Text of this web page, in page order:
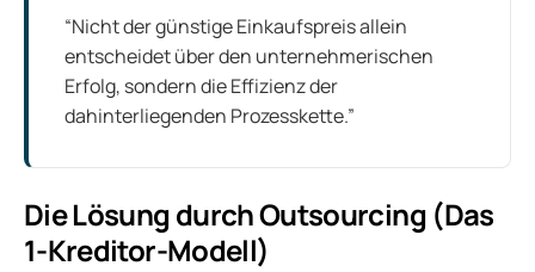
“Nicht der günstige Einkaufspreis allein
entscheidet über den unternehmerischen
Erfolg, sondern die Effizienz der
dahinterliegenden Prozesskette.”
Die Lösung durch Outsourcing (Das
1-Kreditor-Modell)